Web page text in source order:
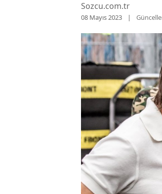
Sozcu.com.tr
08 Mayıs 2023